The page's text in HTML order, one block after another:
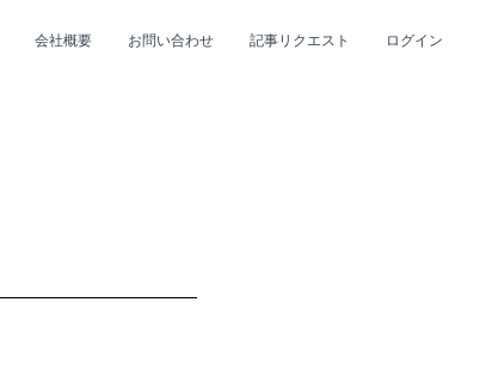
会社概要 お問い合わせ 記事リクエスト ログイン